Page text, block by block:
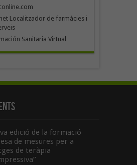
Localitzador de farmàcies i
Sanitaria Virtual
edició de la formació
de mesures per a
de teràpia